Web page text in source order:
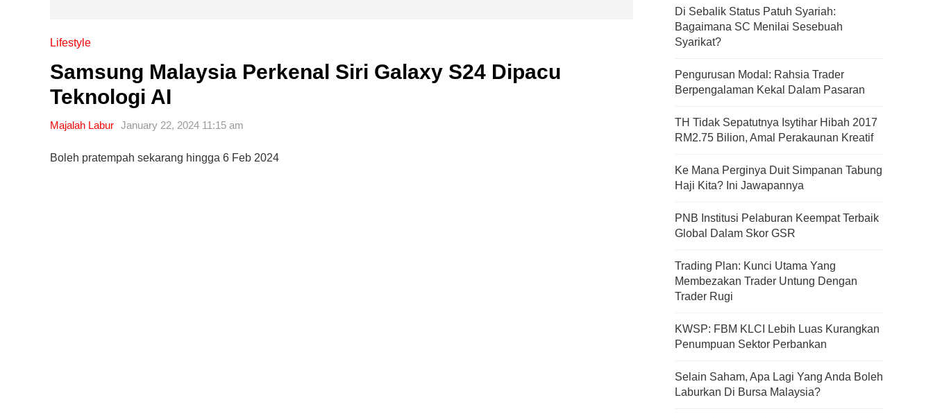
Lifestyle
Samsung Malaysia Perkenal Siri Galaxy S24 Dipacu
Teknologi AI
Majalah Labur January 22, 2024 11:15 am
Boleh pratempah sekarang hingga 6 Feb 2024
Di Sebalik Status Patuh Syariah:
Bagaimana SC Menilai Sesebuah
Syarikat?
Pengurusan Modal: Rahsia Trader
Berpengalaman Kekal Dalam Pasaran
TH Tidak Sepatutnya Isytihar Hibah 2017
RM2.75 Bilion, Amal Perakaunan Kreatif
Ke Mana Perginya Duit Simpanan Tabung
Haji Kita? Ini Jawapannya
PNB Institusi Pelaburan Keempat Terbaik
Global Dalam Skor GSR
Trading Plan: Kunci Utama Yang
Membezakan Trader Untung Dengan
Trader Rugi
KWSP: FBM KLCI Lebih Luas Kurangkan
Penumpuan Sektor Perbankan
Selain Saham, Apa Lagi Yang Anda Boleh
Laburkan Di Bursa Malaysia?
Kenali Franchisee Disebalik
Family Mart
Yang Selalu Sifu Saham Sebut
Tu?